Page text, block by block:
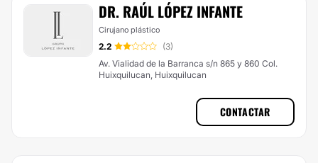
DR. RAÚL LÓPEZ INFANTE
Cirujano plástico
2.2
(3)
Av. Vialidad de la Barranca s/n 865 y 860 Col.
Huixquilucan, Huixquilucan
CONTACTAR